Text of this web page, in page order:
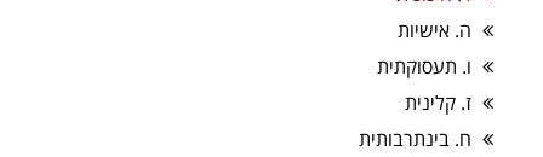
ה. אישיות
ו. תעסוקתית
ז. קלינית
ח. בינתרבותית